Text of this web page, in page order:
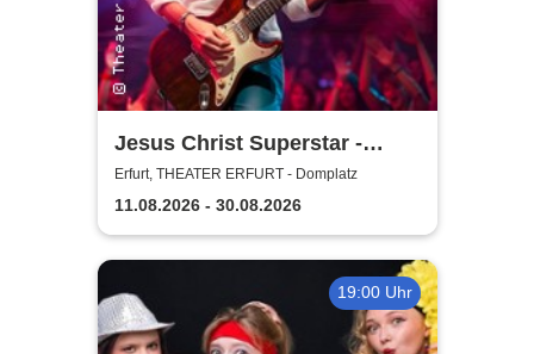
Jesus Christ Superstar -
Theater Erfurt
Erfurt, THEATER ERFURT - Domplatz
11.08.2026 - 30.08.2026
19:00 Uhr